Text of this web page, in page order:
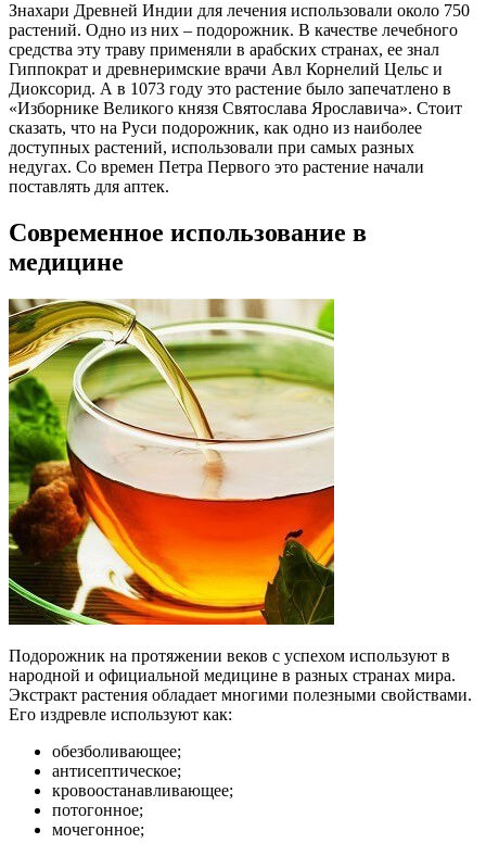
Знахари Древней Индии для лечения использовали около 750
растений. Одно из них – подорожник. В качестве лечебного
средства эту траву применяли в арабских странах, ее знал
Гиппократ и древнеримские врачи Авл Корнелий Цельс и
Диоксорид. А в 1073 году это растение было запечатлено в
«Изборнике Великого князя Святослава Ярославича». Стоит
сказать, что на Руси подорожник, как одно из наиболее
доступных растений, использовали при самых разных
недугах. Со времен Петра Первого это растение начали
поставлять для аптек.
Современное использование в
медицине
Подорожник на протяжении веков с успехом используют в
народной и официальной медицине в разных странах мира.
Экстракт растения обладает многими полезными свойствами.
Его издревле используют как:
обезболивающее;
антисептическое;
кровоостанавливающее;
потогонное;
мочегонное;